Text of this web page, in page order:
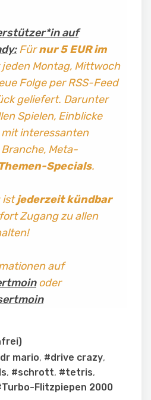
auf
Fürnur 5 EUR im
Montag, Mittwoch
Folge per RSS-Feed
geliefert. Darunter
Spielen, Einblicke
interessanten
Meta-
Themen-Specials.
istjederzeit kündbar
Zugang zu allen
auf
oder
mario, #drive crazy,
, #schrott, #tetris,
Flitzpiepen 2000